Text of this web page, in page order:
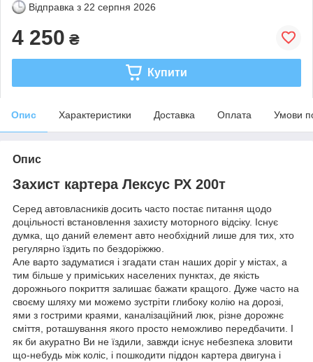
Відправка з 22 серпня 2026
4 250 ₴
Купити
Опис Характеристики Доставка Оплата Умови
Опис
Захист картера Лексус РХ 200т
Серед автовласників досить часто постає питання щодо
доцільності встановлення захисту моторного відсіку. Існує
думка, що даний елемент авто необхідний лише для тих, хто
регулярно їздить по бездоріжжю.
Але варто задуматися і згадати стан наших доріг у містах, а
тим більше у приміських населених пунктах, де якість
дорожнього покриття залишає бажати кращого. Дуже часто на
своєму шляху ми можемо зустріти глибоку колію на дорозі,
ями з гострими краями, каналізаційний люк, різне дорожнє
сміття, роташування якого просто неможливо передбачити. І
як би акуратно Ви не їздили, завжди існує небезпека зловити
що-небудь між коліс, і пошкодити піддон картера двигуна і